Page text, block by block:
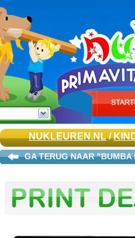
NUKLEUREN.NL/
GA TERUG NAAR "BUMBA